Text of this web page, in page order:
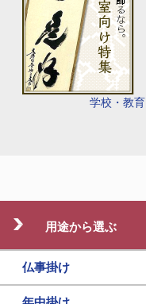
学校・教育
用途から選ぶ
仏事掛け